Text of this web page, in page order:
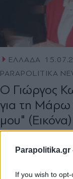
Parapolitika.gr
If you wish to
ΕΛΛΑΔΑ
PARAPOLITIKA
Ο Γιώργος
για τη Μάρω
μου" (Εικόνα)